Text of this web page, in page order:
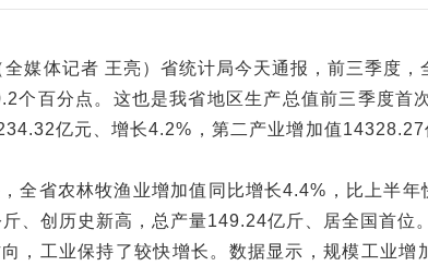
媒体记者 王亮）省统计局今天通报，前三季度
个百分点。这也是我省地区生产总值前三季度首
亿元、增长4.2%，第二产业增加值
全省农林牧渔业增加值同比增长4.4%，比上半
、创历史新高，总产量149.24亿斤、居全国首位。
，工业保持了较快增长。数据显示，规模工业